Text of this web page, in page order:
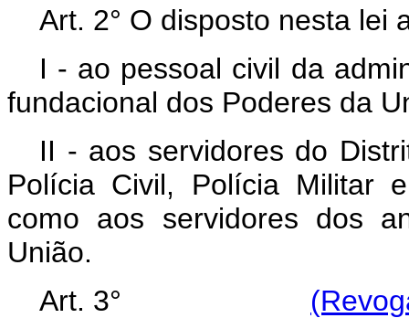
Art. 2° O disposto nesta lei
I - ao pessoal civil da
fundacional dos Poderes da
II - aos servidores do
Polícia Civil, Polícia Militar
como aos servidores dos
União.
Art. 3°